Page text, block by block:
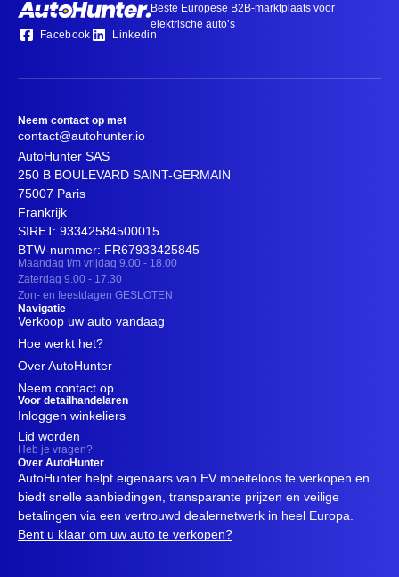
Beste Europese B2B-marktplaats voor
elektrische auto’s
Facebook
Linkedin
Neem contact op met
contact@autohunter.io
AutoHunter SAS
250 B BOULEVARD SAINT-GERMAIN
75007 Paris
Frankrijk
SIRET: 93342584500015
BTW-nummer: FR67933425845
Maandag t/m vrijdag 9.00 - 18.00
Zaterdag 9.00 - 17.30
Zon- en feestdagen GESLOTEN
Navigatie
Verkoop uw auto vandaag
Hoe werkt het?
Over AutoHunter
Neem contact op
Voor detailhandelaren
Inloggen winkeliers
Lid worden
Heb je vragen?
Over AutoHunter
AutoHunter helpt eigenaars van EV moeiteloos te verkopen en
biedt snelle aanbiedingen, transparante prijzen en veilige
betalingen via een vertrouwd dealernetwerk in heel Europa.
Bent u klaar om uw auto te verkopen?